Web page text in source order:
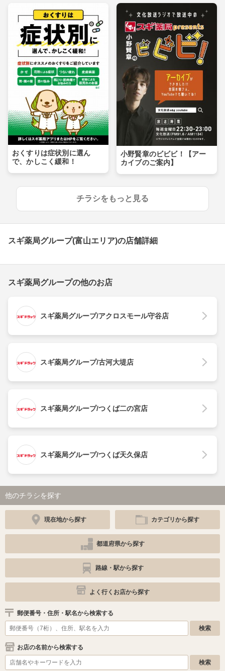
おくすりは症状別に選ん
で、かしこく緩和！
小野賢章のビビビ！【アー
カイブのご案内】
チラシをもっと見る
スギ薬局グループ(富山エリア)の店舗詳細
スギ薬局グループの他のお店
スギ薬局グループ/アクロスモール守谷店
スギ薬局グループ/古河大堤店
スギ薬局グループ/つくば二の宮店
スギ薬局グループ/つくば天久保店
他のチラシを探す
現在地から探す カテゴリから探す
都道府県から探す
路線・駅から探す
よく行くお店から探す
郵便番号・住所・駅名から検索する
お店の名前から検索する